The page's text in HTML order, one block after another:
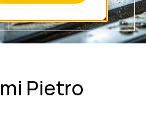
Pietro